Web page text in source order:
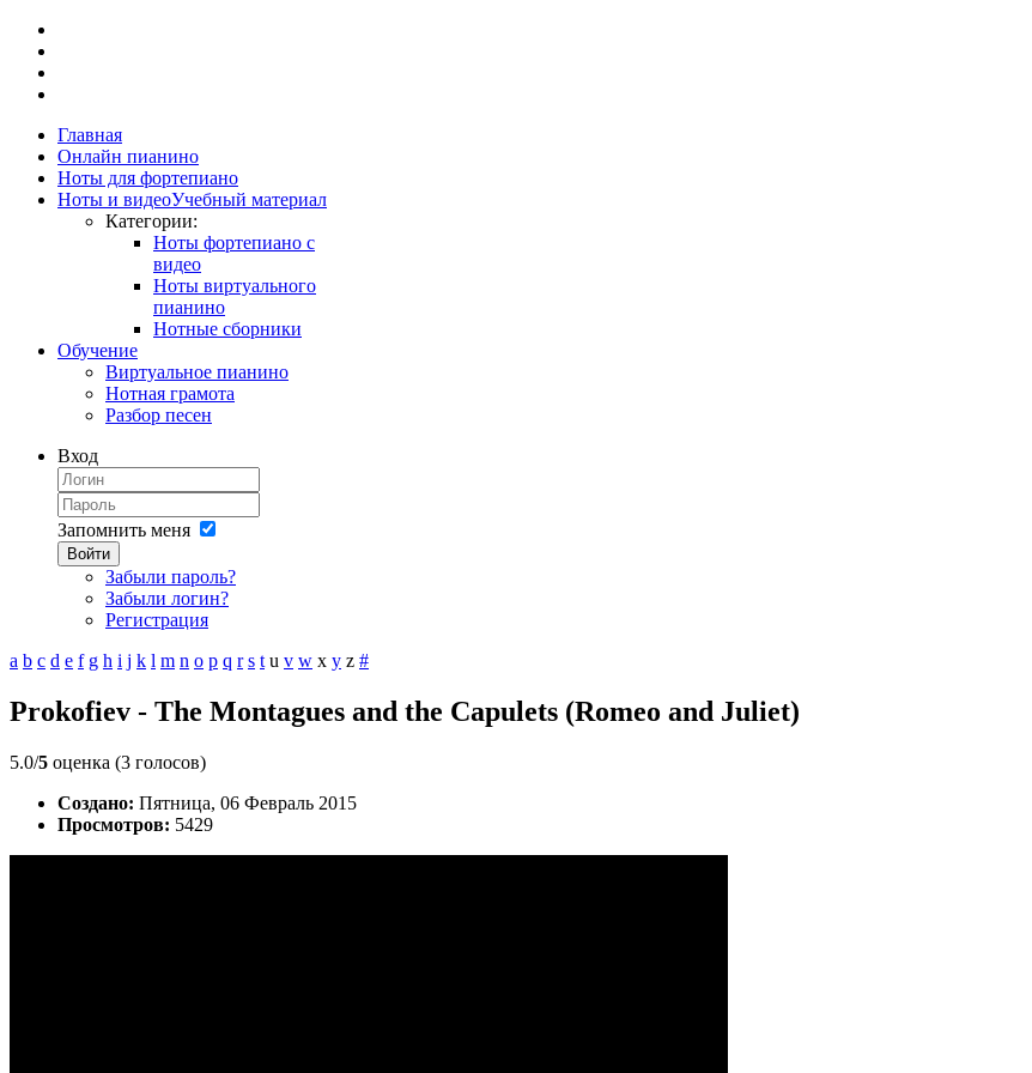
Главная
Онлайн пианино
Ноты для фортепиано
Ноты и видеоУчебный материал
Категории:
Ноты фортепиано с
видео
Ноты виртуального
пианино
Нотные сборники
Обучение
Виртуальное пианино
Нотная грамота
Разбор песен
Вход
Запомнить меня
Войти
Забыли пароль?
Забыли логин?
Регистрация
a b c d e f g h i j k l m n o p q r s t u v w x y z #
Prokofiev - The Montagues and the Capulets (Romeo and Juliet)
5.0/5 оценка (3 голосов)
Создано: Пятница, 06 Февраль 2015
Просмотров: 5429